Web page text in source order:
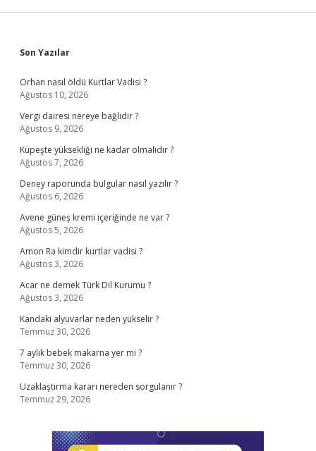
Sidebar
Son Yazılar
Orhan nasıl öldü Kurtlar Vadisi ?
Ağustos 10, 2026
Vergi dairesi nereye bağlıdır ?
Ağustos 9, 2026
Küpeşte yüksekliği ne kadar olmalıdır ?
Ağustos 7, 2026
Deney raporunda bulgular nasıl yazılır ?
Ağustos 6, 2026
Avene güneş kremi içeriğinde ne var ?
Ağustos 5, 2026
Amon Ra kimdir kurtlar vadisi ?
Ağustos 3, 2026
Acar ne demek Türk Dil Kurumu ?
Ağustos 3, 2026
Kandaki alyuvarlar neden yükselir ?
Temmuz 30, 2026
7 aylık bebek makarna yer mi ?
Temmuz 30, 2026
Uzaklaştırma kararı nereden sorgulanır ?
Temmuz 29, 2026